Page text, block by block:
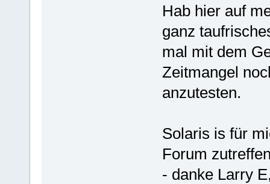
Hab hier auf
ganz
mal mit dem
Zeitmangel
anzutesten.
Solaris is für
Forum
- danke Larry